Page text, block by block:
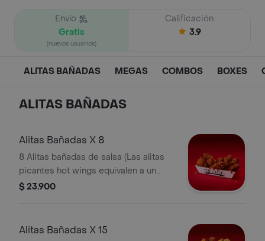
Envío
Gratis
(nuevos usuarios)
Calificación
3.9
ALITAS BAÑADAS MEGAS COMBOS BOXES
ALITAS BAÑADAS
Alitas Bañadas X 8
8 Alitas bañadas de salsa (Las alitas
picantes hot wings equivalen a un
trozo de ala)
$ 23.900
Alitas Bañadas X 15